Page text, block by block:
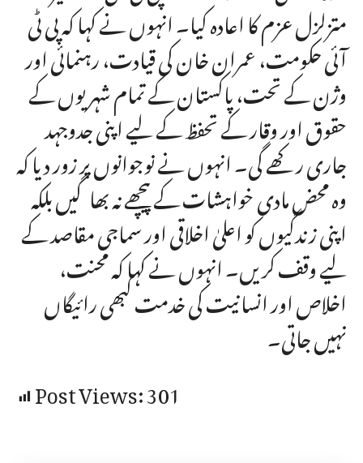
متزلزل عزم کا اعادہ کیا۔ انہوں نے کہا کہ پی ٹی
آئی حکومت، عمران خان کی قیادت، رہنمائی اور
وژن کے تحت، پاکستان کے تمام شہریوں کے
حقوق اور وقار کے تحفظ کے لیے اپنی جدوجہد
جاری رکھے گی۔ انہوں نے نوجوانوں پر زور دیا کہ
وہ محض مادی خواہشات کے پیچھے نہ بھاگیں بلکہ
اپنی زندگیوں کو اعلیٰ اخلاقی اور سماجی مقاصد کے
لیے وقف کریں۔ انہوں نے کہا کہ محنت،
اخلاص اور انسانیت کی خدمت کبھی رائیگاں
نہیں جاتی۔
Post Views:301